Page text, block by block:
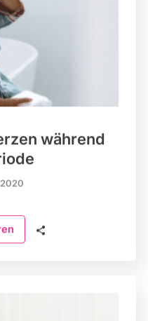
während
🗣